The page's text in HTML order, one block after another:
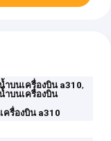
ำบนเครื่องบิน a310,
ำบนเครื่องบิน
ครื่องบิน a310